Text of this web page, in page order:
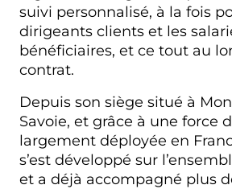
suivi personnalisé, à la fois
dirigeants clients et les
bénéficiaires, et ce tout au
contrat.
Depuis son siège situé à
Savoie, et grâce à une force
largement déployée en
s’est développé sur
et a déjà accompagné plus